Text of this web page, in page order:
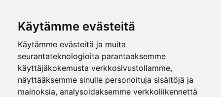
Käytämme evästeitä
Käytämme evästeitä ja muita
seurantateknologioita parantaaksemme
käyttäjäkokemusta verkkosivustollamme,
näyttääksemme sinulle personoituja sisältöjä ja
mainoksia, analysoidaksemme verkkoliikennettä